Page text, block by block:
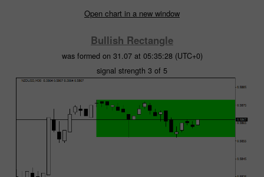
Open chart in a new window
Bullish Rectangle
was formed on 31.07 at 05:35:28 (UTC+0)
signal strength 3 of 5